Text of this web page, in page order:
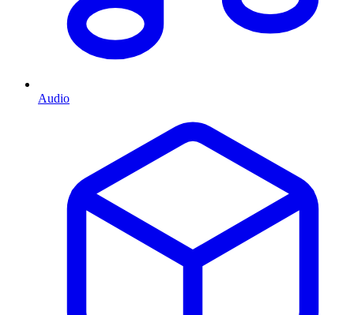
Audio